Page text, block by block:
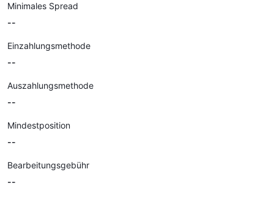
Minimales Spread
--
Einzahlungsmethode
--
Auszahlungsmethode
--
Mindestposition
--
Bearbeitungsgebühr
--